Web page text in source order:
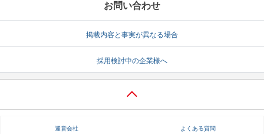
お問い合わせ
掲載内容と事実が異なる場合
採用検討中の企業様へ
運営会社 よくある質問